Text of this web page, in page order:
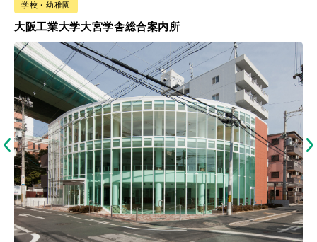
学校・幼稚園
大阪工業大学大宮学舎総合案内所